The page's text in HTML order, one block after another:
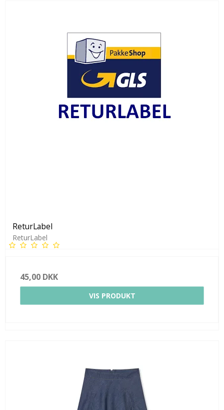
ReturLabel
ReturLabel
45,00 DKK
VIS PRODUKT